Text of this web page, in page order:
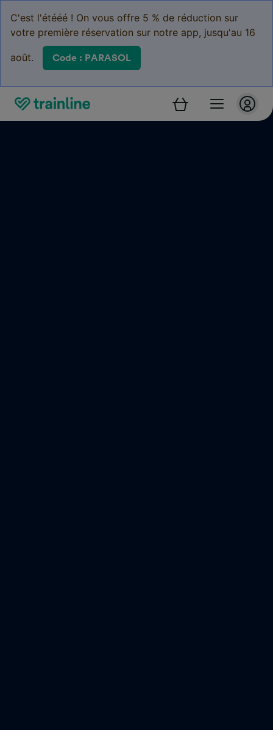
C'est l'étééé ! On vous offre 5 % de réduction sur
votre première réservation sur notre app, jusqu'au 16
août. Code : PARASOL